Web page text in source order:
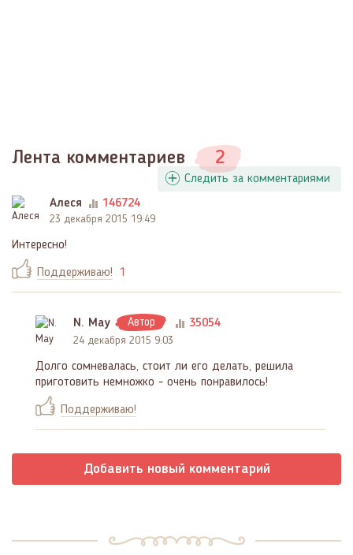
Лента комментариев 2
Следить за комментариями
Алеся
146724
23 декабря 2015 19:49
Интересно!
Поддерживаю! 1
N. May Автор 35054
24 декабря 2015 9:03
Долго сомневалась, стоит ли его делать, решила
приготовить немножко - очень понравилось!
Поддерживаю!
Добавить новый комментарий